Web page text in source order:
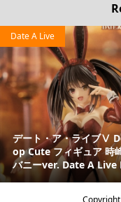
デート・ア・ライブⅤ
op Cute フィギュア 時
バニーver. Date A Live
Date A Live